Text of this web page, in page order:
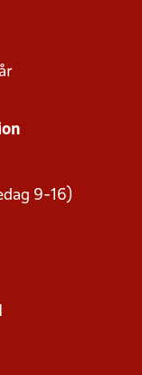
9-16)